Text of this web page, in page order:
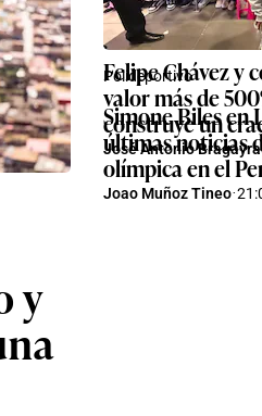
y
Selección
Felipe Chávez y
valor más de
construye un
José Antonio
Polideportivo
Simone Biles en
últimas noticias
olímpica en el
Joao Muñoz Tineo·